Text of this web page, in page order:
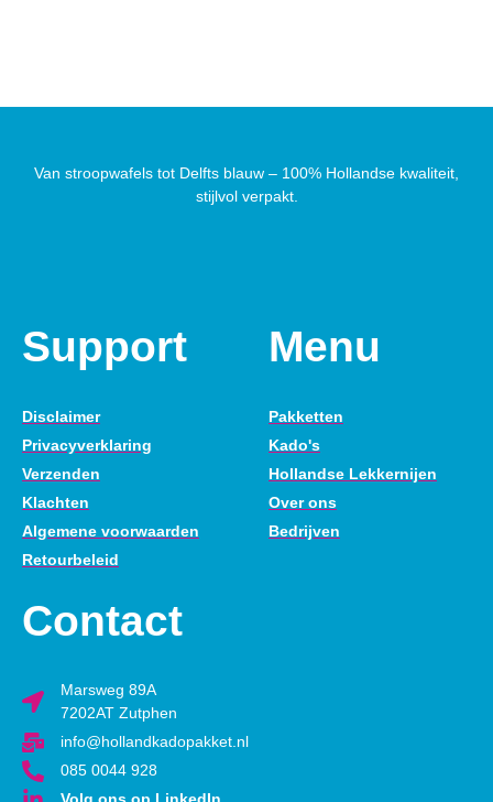
Van stroopwafels tot Delfts blauw – 100% Hollandse kwaliteit,
stijlvol verpakt.
Support
Disclaimer
Privacyverklaring
Verzenden
Klachten
Algemene voorwaarden
Retourbeleid
Menu
Pakketten
Kado's
Hollandse Lekkernijen
Over ons
Bedrijven
Contact
Marsweg 89A
7202AT Zutphen
info@hollandkadopakket.nl
085 0044 928